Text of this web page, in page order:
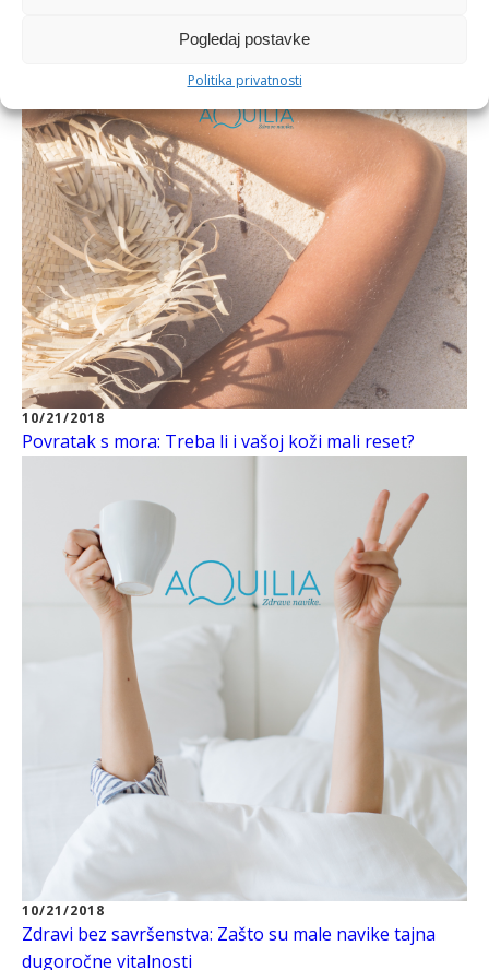
Pogledaj postavke
Politika privatnosti
10/21/2018
Povratak s mora: Treba li i vašoj koži mali reset?
10/21/2018
Zdravi bez savršenstva: Zašto su male navike tajna
dugoročne vitalnosti